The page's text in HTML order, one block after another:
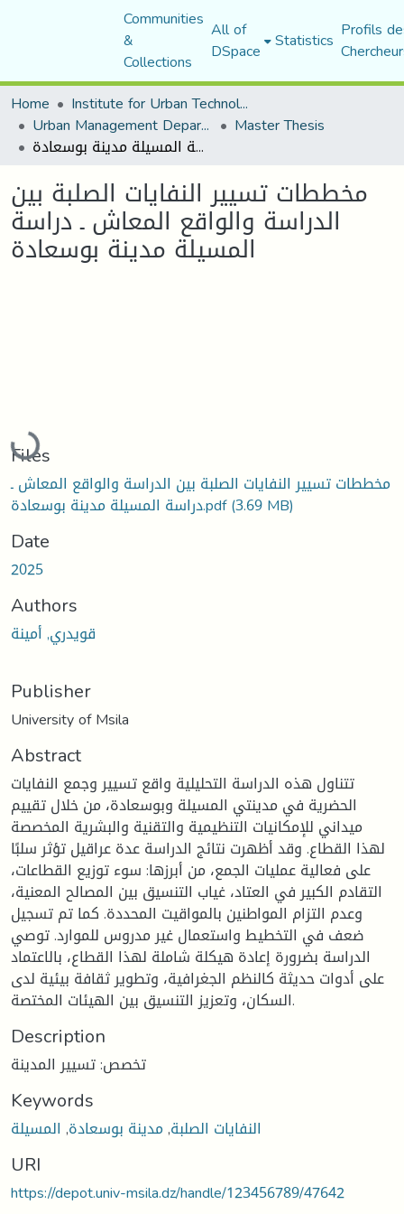
Communities
&
Collections
All of
DSpace Statistics Profils
Home
Institute for Urban Technology Management
Urban Management Department Master Thesis
مخططات تسيير النفايات الصلبة بين الدراسة والواقع المعاش ـ دراسة المسيلة مدينة بوسعادة
مخططات تسيير النفايات الصلبة بين
الدراسة والواقع المعاش ـ دراسة
المسيلة مدينة بوسعادة
Loading...
Files
مخططات تسيير النفايات الصلبة بين الدراسة والواقع المعاش ـ
دراسة المسيلة مدينة بوسعادة.pdf(3.69 MB)
Date
2025
Authors
قويدري, أمينة
Publisher
University of Msila
Abstract
تتناول هذه الدراسة التحليلية واقع تسيير وجمع النفايات
الحضرية في مدينتي المسيلة وبوسعادة، من خلال تقييم
ميداني للإمكانيات التنظيمية والتقنية والبشرية المخصصة
لهذا القطاع. وقد أظهرت نتائج الدراسة عدة عراقيل تؤثر سلبًا
على فعالية عمليات الجمع، من أبرزها: سوء توزيع القطاعات،
التقادم الكبير في العتاد، غياب التنسيق بين المصالح المعنية،
وعدم التزام المواطنين بالمواقيت المحددة. كما تم تسجيل
ضعف في التخطيط واستعمال غير مدروس للموارد. توصي
الدراسة بضرورة إعادة هيكلة شاملة لهذا القطاع، بالاعتماد
على أدوات حديثة كالنظم الجغرافية، وتطوير ثقافة بيئية لدى
السكان، وتعزيز التنسيق بين الهيئات المختصة.
Description
تخصص: تسيير المدينة
Keywords
النفايات الصلبة,مدينة بوسعادة, المسيلة
URI
https://depot.univ-msila.dz/handle/123456789/47642